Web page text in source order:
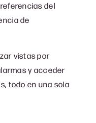
del
de
vistas por
y acceder
todo en una sola